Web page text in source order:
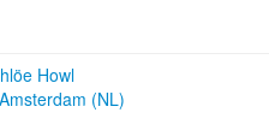
Howl
(NL)